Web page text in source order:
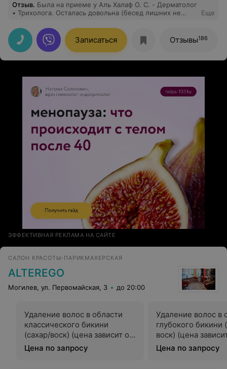
Отзыв. Была на приеме у Аль Халаф О. С. - Дерматолог
• Трихолога. Осталась довольна (бесед лишних не
верное. До этого была у 3х специалистов и
безрезультатно. Так что работой врача довольна!!!!
Еще
Записаться Отзывы186
ЭФФЕКТИВНАЯ РЕКЛАМА НА САЙТЕ
САЛОН КРАСОТЫ-ПАРИКМАХЕРСКАЯ
ALTEREGO
Могилев, ул. Первомайская, 3 до 20:00
Удаление волос в области
классического бикини
(сахар/воск) (цена зависит от
густоты волос)
Цена по запросу
Удаление волос в
глубокого бикини
воск) (цена
густоты волос)
Цена по запросу